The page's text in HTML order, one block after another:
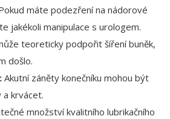
máte podezření na nádorové
jakékoli manipulace s urologem.
teoreticky podpořit šíření buněk,
došlo.
Akutní záněty konečníku mohou být
a krvácet.
množství kvalitního lubrikačního